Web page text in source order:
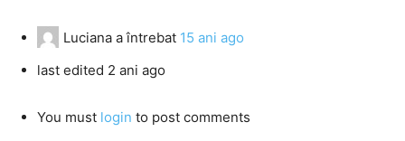
Luciana a întrebat 15 ani ago
last edited 2 ani ago
You must login to post comments